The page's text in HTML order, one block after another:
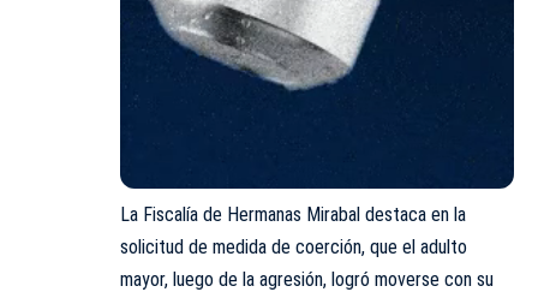
La Fiscalía de Hermanas Mirabal destaca en la
solicitud de medida de coerción, que el adulto
mayor, luego de la agresión, logró moverse con su